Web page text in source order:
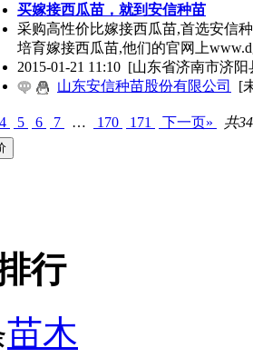
买嫁接西瓜苗，就到安信种苗
采购高性价比嫁接西瓜苗,首选安信
培育嫁接西瓜苗,他们的官网上
2015-01-21 11:10 [山东省济南市济阳
山东安信种苗股份有限公司
[
4 5 6 7 … 170 171 下一页» 共
行
苗木